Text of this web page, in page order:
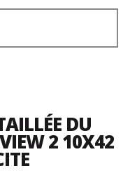
DU
2 10X42